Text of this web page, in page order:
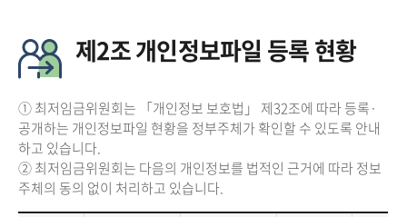
제2조 개인정보파일 등록 현황
① 최저임금위원회는 「개인정보 보호법」 제32조에 따라 등록·
공개하는 개인정보파일 현황을 정부주체가 확인할 수 있도록 안내
하고 있습니다.
② 최저임금위원회는 다음의 개인정보를 법적인 근거에 따라 정보
주체의 동의 없이 처리하고 있습니다.